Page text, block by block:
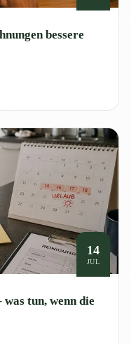
bessere
14
JUL
tun, wenn die